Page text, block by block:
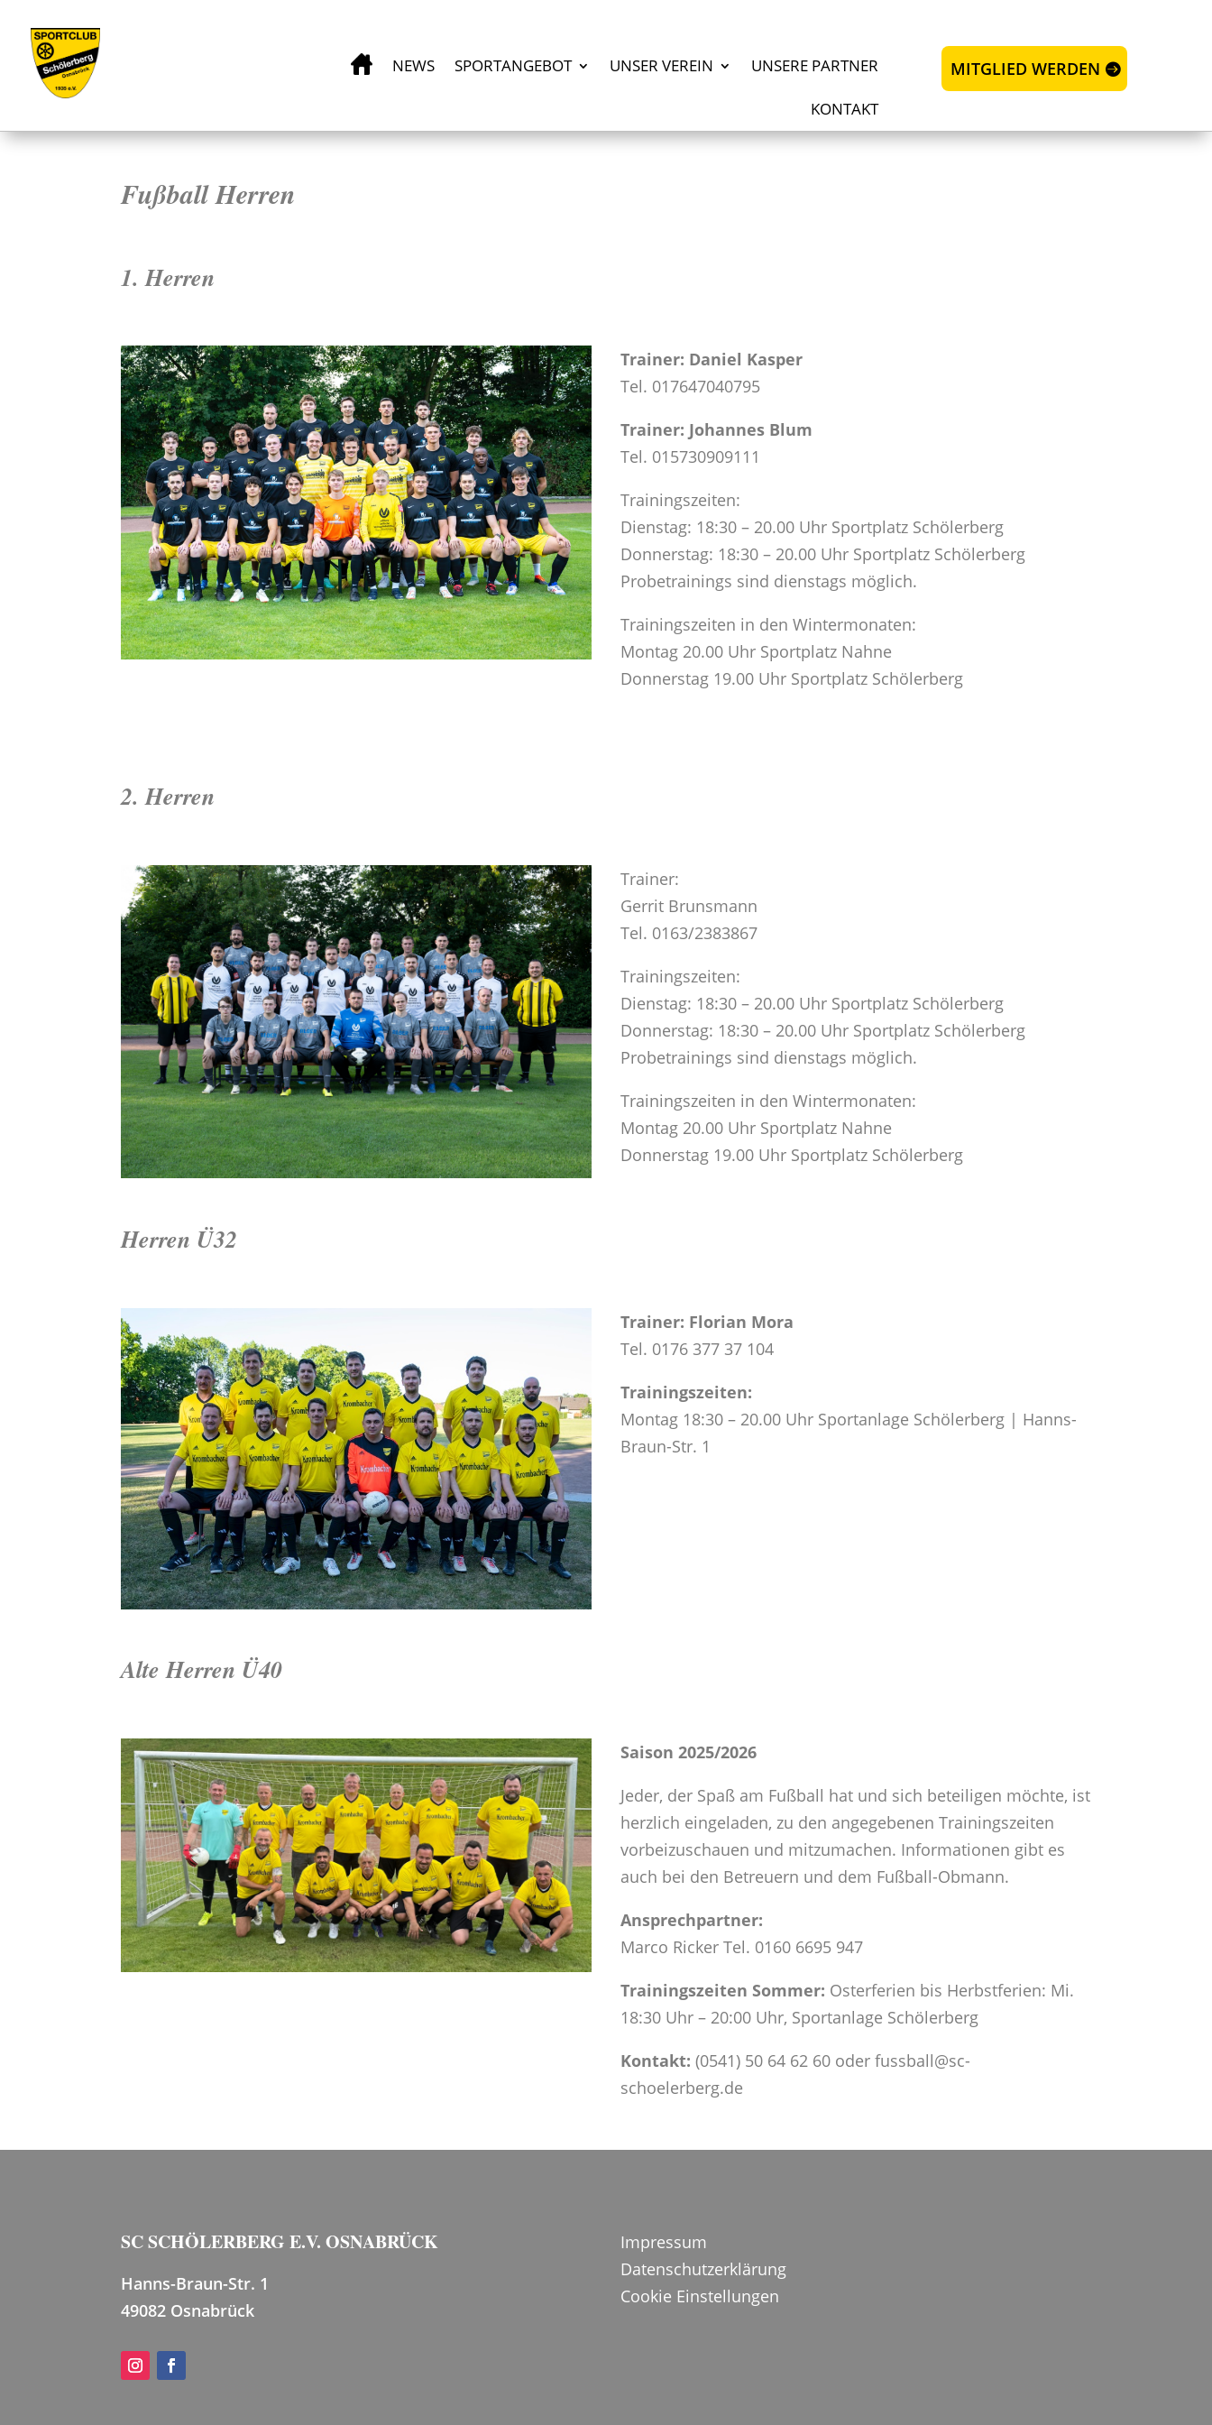
NEWS SPORTANGEBOT UNSER VEREIN UNSERE PARTNER
KONTAKT
MITGLIED WERDEN
Fußball Herren
1. Herren
Trainer: Daniel Kasper
Tel. 017647040795
Trainer: Johannes Blum
Tel. 015730909111
Trainingszeiten:
Dienstag: 18:30 – 20.00 Uhr Sportplatz Schölerberg
Donnerstag: 18:30 – 20.00 Uhr Sportplatz Schölerberg
Probetrainings sind dienstags möglich.
Trainingszeiten in den Wintermonaten:
Montag 20.00 Uhr Sportplatz Nahne
Donnerstag 19.00 Uhr Sportplatz Schölerberg
2. Herren
Trainer:
Gerrit Brunsmann
Tel. 0163/2383867
Trainingszeiten:
Dienstag: 18:30 – 20.00 Uhr Sportplatz Schölerberg
Donnerstag: 18:30 – 20.00 Uhr Sportplatz Schölerberg
Probetrainings sind dienstags möglich.
Trainingszeiten in den Wintermonaten:
Montag 20.00 Uhr Sportplatz Nahne
Donnerstag 19.00 Uhr Sportplatz Schölerberg
Herren Ü32
Trainer: Florian Mora
Tel. 0176 377 37 104
Trainingszeiten:
Montag 18:30 – 20.00 Uhr Sportanlage Schölerberg | Hanns-
Braun-Str. 1
Alte Herren Ü40
Saison 2025/2026
Jeder, der Spaß am Fußball hat und sich beteiligen möchte, ist
herzlich eingeladen, zu den angegebenen Trainingszeiten
vorbeizuschauen und mitzumachen. Informationen gibt es
auch bei den Betreuern und dem Fußball-Obmann.
Ansprechpartner:
Marco Ricker Tel. 0160 6695 947
Trainingszeiten Sommer: Osterferien bis Herbstferien: Mi.
18:30 Uhr – 20:00 Uhr, Sportanlage Schölerberg
Kontakt:(0541) 50 64 62 60 oderfussball@sc-
schoelerberg.de
SC SCHÖLERBERG E.V. OSNABRÜCK
Hanns-Braun-Str. 1
49082 Osnabrück
Impressum
Datenschutzerklärung
Cookie Einstellungen